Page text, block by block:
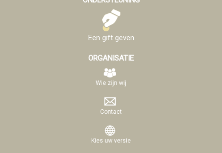
Een gift geven
ORGANISATIE
Wie zijn wij
Contact
Kies uw versie